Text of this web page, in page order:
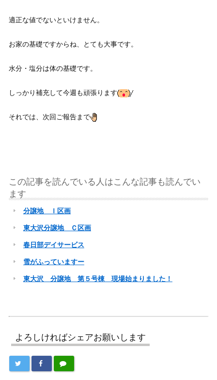
適正な値でないといけません。
お家の基礎ですからね、とても大事です。
水分・塩分は体の基礎です。
しっかり補充して今週も頑張ります
それでは、次回ご報告まで
この記事を読んでいる人はこんな記事も読んでい
ます
分譲地 Ｉ区画
東大沢分譲地 Ｃ区画
春日部デイサービス
雪がふっていますー
東大沢 分譲地 第５号棟 現場始まりました！
よろしければシェアお願いします